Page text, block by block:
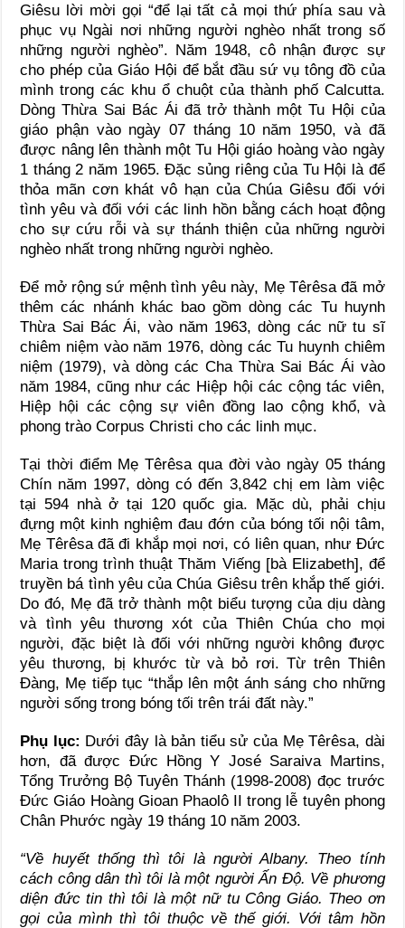
Giêsu lời mời gọi “để lại tất cả mọi thứ phía sau và
phục vụ Ngài nơi những người nghèo nhất trong số
những người nghèo”. Năm 1948, cô nhận được sự
cho phép của Giáo Hội để bắt đầu sứ vụ tông đồ của
mình trong các khu ổ chuột của thành phố Calcutta.
Dòng Thừa Sai Bác Ái đã trở thành một Tu Hội của
giáo phận vào ngày 07 tháng 10 năm 1950, và đã
được nâng lên thành một Tu Hội giáo hoàng vào ngày
1 tháng 2 năm 1965. Đặc sủng riêng của Tu Hội là để
thỏa mãn cơn khát vô hạn của Chúa Giêsu đối với
tình yêu và đối với các linh hồn bằng cách hoạt động
cho sự cứu rỗi và sự thánh thiện của những người
nghèo nhất trong những người nghèo.
Để mở rộng sứ mệnh tình yêu này, Mẹ Têrêsa đã mở
thêm các nhánh khác bao gồm dòng các Tu huynh
Thừa Sai Bác Ái, vào năm 1963, dòng các nữ tu sĩ
chiêm niệm vào năm 1976, dòng các Tu huynh chiêm
niệm (1979), và dòng các Cha Thừa Sai Bác Ái vào
năm 1984, cũng như các Hiệp hội các cộng tác viên,
Hiệp hội các cộng sự viên đồng lao cộng khổ, và
phong trào Corpus Christi cho các linh mục.
Tại thời điểm Mẹ Têrêsa qua đời vào ngày 05 tháng
Chín năm 1997, dòng có đến 3,842 chị em làm việc
tại 594 nhà ở tại 120 quốc gia. Mặc dù, phải chịu
đựng một kinh nghiệm đau đớn của bóng tối nội tâm,
Mẹ Têrêsa đã đi khắp mọi nơi, có liên quan, như Đức
Maria trong trình thuật Thăm Viếng [bà Elizabeth], để
truyền bá tình yêu của Chúa Giêsu trên khắp thế giới.
Do đó, Mẹ đã trở thành một biểu tượng của dịu dàng
và tình yêu thương xót của Thiên Chúa cho mọi
người, đặc biệt là đối với những người không được
yêu thương, bị khước từ và bỏ rơi. Từ trên Thiên
Đàng, Mẹ tiếp tục “thắp lên một ánh sáng cho những
người sống trong bóng tối trên trái đất này.”
Phụ lục: Dưới đây là bản tiểu sử của Mẹ Têrêsa, dài
hơn, đã được Đức Hồng Y José Saraiva Martins,
Tổng Trưởng Bộ Tuyên Thánh (1998-2008) đọc trước
Đức Giáo Hoàng Gioan Phaolô II trong lễ tuyên phong
Chân Phước ngày 19 tháng 10 năm 2003.
“Về huyết thống thì tôi là người Albany. Theo tính
cách công dân thì tôi là một người Ấn Độ. Về phương
diện đức tin thì tôi là một nữ tu Công Giáo. Theo ơn
gọi của mình thì tôi thuộc về thế giới. Với tâm hồn